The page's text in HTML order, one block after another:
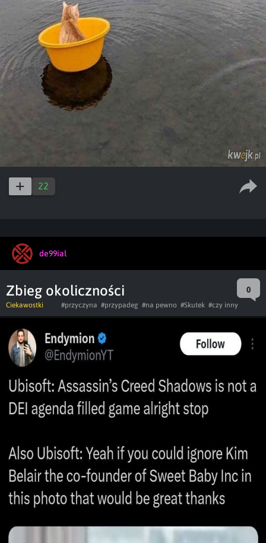
22
de99ial
Zbieg okoliczności 0
Ciekawostki #przyczyna #przypadeg #na pewno #Skutek #czy inny